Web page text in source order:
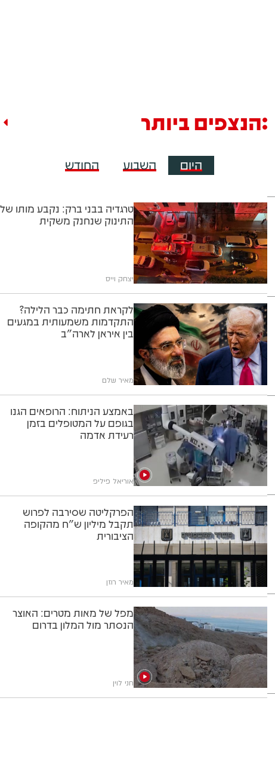
הנצפים ביותר
היום השבוע החודש
טרגדיה בבני ברק: נקבע מותו של
התינוק שנחנק משקית
יצחק וייס
לקראת חתימה כבר הלילה?
התקדמות משמעותית במגעים
בין איראן לארה"ב
מאיר שלם
באמצע הניתוח: הרופאים הגנו
בגופם על המטופלים בזמן
רעידת אדמה
אוריאל פיליפ
הפרקליטה שסירבה לפרוש
תקבל מיליון ש"ח מהקופה
הציבורית
מאיר רוזן
מפל של מאות מטרים: האוצר
הנסתר מול המלון בדרום
חני לוין